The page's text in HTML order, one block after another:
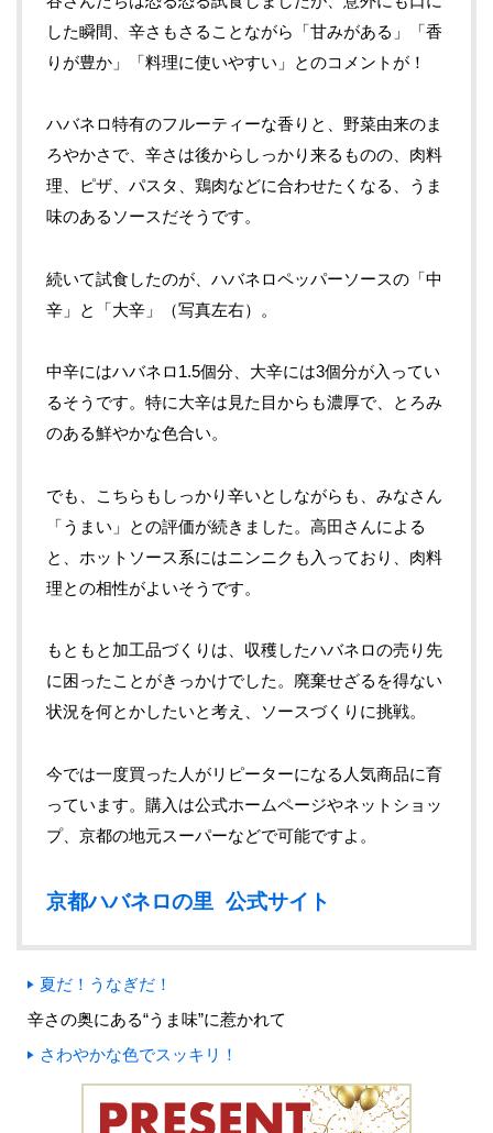
した瞬間、辛さもさることながら「甘みがある」「香
りが豊か」「料理に使いやすい」とのコメントが！
ハバネロ特有のフルーティーな香りと、野菜由来のま
ろやかさで、辛さは後からしっかり来るものの、肉料
理、ピザ、パスタ、鶏肉などに合わせたくなる、うま
味のあるソースだそうです。
続いて試食したのが、ハバネロペッパーソースの「中
辛」と「大辛」（写真左右）。
中辛にはハバネロ1.5個分、大辛には3個分が入ってい
るそうです。特に大辛は見た目からも濃厚で、とろみ
のある鮮やかな色合い。
でも、こちらもしっかり辛いとしながらも、みなさん
「うまい」との評価が続きました。高田さんによる
と、ホットソース系にはニンニクも入っており、肉料
理との相性がよいそうです。
もともと加工品づくりは、収穫したハバネロの売り先
に困ったことがきっかけでした。廃棄せざるを得ない
状況を何とかしたいと考え、ソースづくりに挑戦。
今では一度買った人がリピーターになる人気商品に育
っています。購入は公式ホームページやネットショッ
プ、京都の地元スーパーなどで可能ですよ。
京都ハバネロの里 公式サイト
夏だ！うなぎだ！
辛さの奥にある“うま味”に惹かれて
さわやかな色でスッキリ！